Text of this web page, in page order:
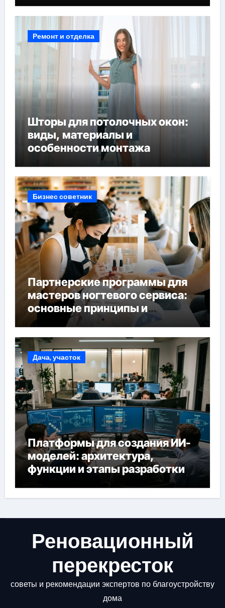
Ремонт и отделка
Шторы для потолочных окон:
виды, материалы и
особенности монтажа
Бизнес советник
Партнерские программы для
мастеров ногтевого сервиса:
основные принципы и
форматы участия
Дача, участок
Платформы для создания ИИ-
моделей: архитектура,
функции и этапы разработки
Реновационный
перекресток
советы и рекомендации экспертов по благоустройству
дома